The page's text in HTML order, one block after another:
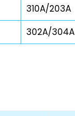
310A/203A
302A/304A